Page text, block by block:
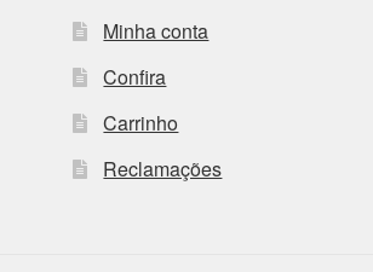
Minha conta
Confira
Carrinho
Reclamações